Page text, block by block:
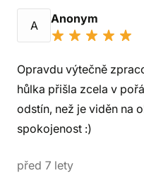
A Anonym
Opravdu výtečně
hůlka přišla zcela v
odstín, než je viděn na
spokojenost :)
před 7 lety